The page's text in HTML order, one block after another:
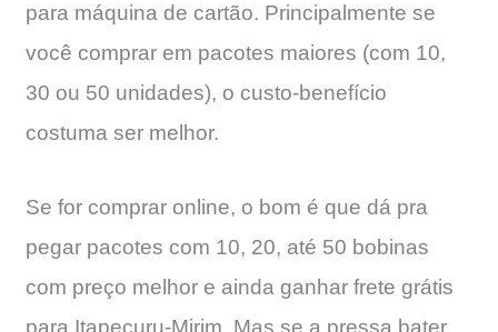
para máquina de cartão. Principalmente se
você comprar em pacotes maiores (com 10,
30 ou 50 unidades), o custo-benefício
costuma ser melhor.
Se for comprar online, o bom é que dá pra
pegar pacotes com 10, 20, até 50 bobinas
com preço melhor e ainda ganhar frete grátis
para Itapecuru-Mirim. Mas se a pressa bater,